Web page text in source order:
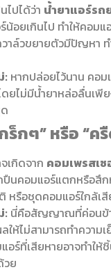
ไปได้ว่า น้ำยาแอร์รถ
น้อยเกินไป ทำให้คอม
าล์วขยายตัวมีปัญหา ท
: หากปล่อยไว้นาน คอม
ยไม่มีน้ำยาหล่อลื่นเพี
ร็กๆ” หรือ “ค
เกิดจาก คอมเพรสเ
นคอมแอร์แตกหรือสึ
หรือชุดคอมแอร์ใกล้เสี
: นี่คือสัญญาณที่ค่อนข้
ให้ไม่สามารถทำความ
ร์ที่เสียหายอาจทำให้
วย